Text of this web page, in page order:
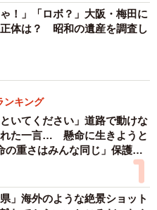
ゃ！」「ロボ？」大阪・梅田に
体は？ 昭和の遺産を調査し
ンキング
といてください」道路で動けな
れた一言… 懸命に生きようと
重さはみんな同じ」保護団
」海外のような絶景ショット